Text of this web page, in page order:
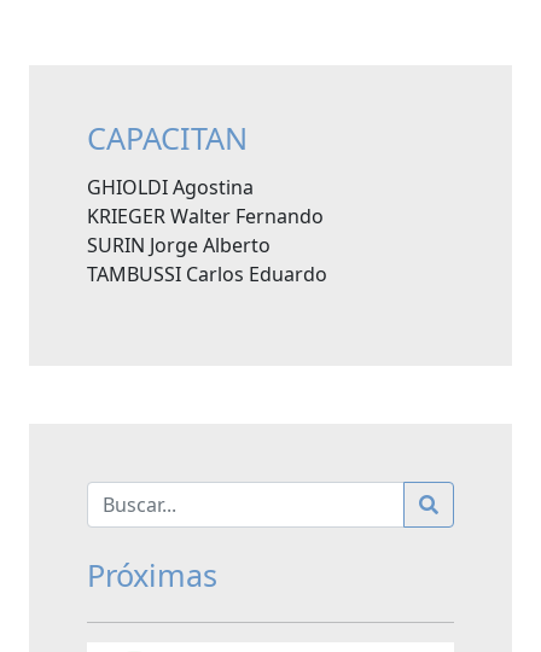
CAPACITAN
GHIOLDI Agostina
KRIEGER Walter Fernando
SURIN Jorge Alberto
TAMBUSSI Carlos Eduardo
Próximas